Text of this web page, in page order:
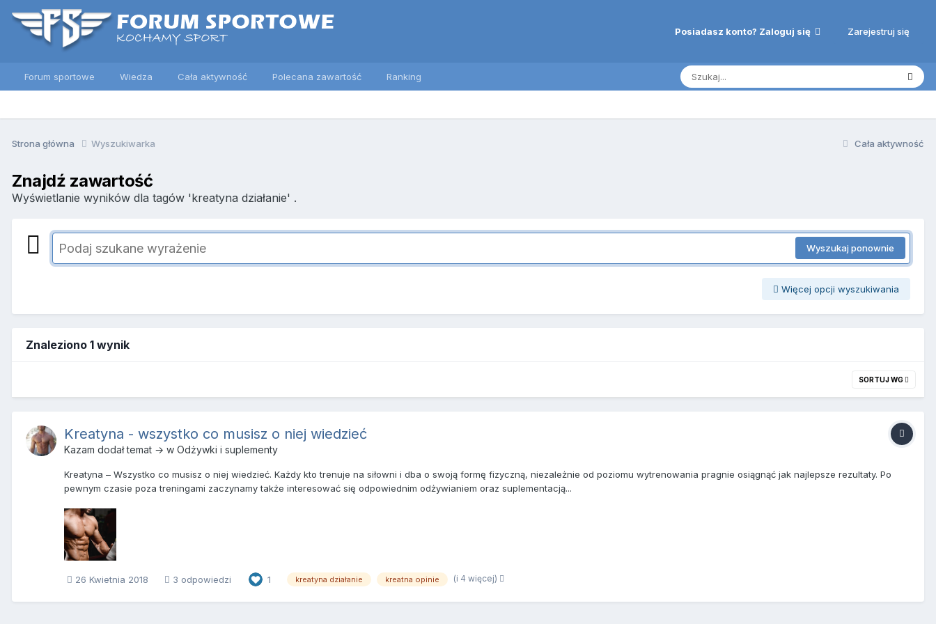
Posiadasz konto? Zaloguj się Zarejestruj się
Forum sportowe Wiedza Cała aktywność Polecana zawartość Ranking
Cała aktywność
Strona główna Wyszukiwarka
Znajdź zawartość
Wyświetlanie wyników dla tagów 'kreatyna działanie' .
Wyszukaj ponownie
Więcej opcji wyszukiwania
Znaleziono 1 wynik
SORTUJ WG
Kreatyna - wszystko co musisz o niej wiedzieć
Kazam dodał temat → w Odżywki i suplementy
Kreatyna – Wszystko co musisz o niej wiedzieć. Każdy kto trenuje na siłowni i dba o swoją formę fizyczną, niezależnie od poziomu wytrenowania pragnie osiągnąć jak najlepsze rezultaty. Po
pewnym czasie poza treningami zaczynamy także interesować się odpowiednim odżywianiem oraz suplementacją...
26 Kwietnia 2018 3 odpowiedzi 1 kreatyna działanie kreatna opinie (i 4 więcej)